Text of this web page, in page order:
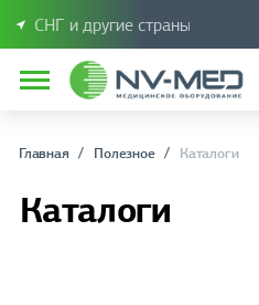
СНГ и другие страны
Главная Полезное Каталоги
Каталоги